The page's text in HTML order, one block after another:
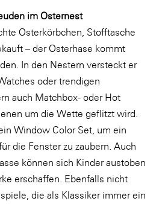
im Osternest
Osterkörbchen, Stofftasche
– der Osterhase kommt
In den Nestern versteckt er
oder trendigen
auch Matchbox- oder Hot
um die Wette geflitzt wird.
Window Color Set, um ein
die Fenster zu zaubern. Auch
können sich Kinder austoben
erschaffen. Ebenfalls nicht
die als Klassiker immer ein